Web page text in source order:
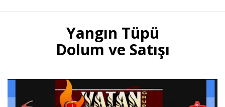
Yangın Tüpü
Dolum ve Satışı